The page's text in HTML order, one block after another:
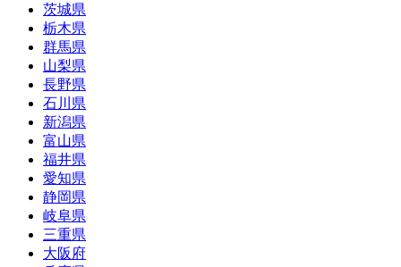
茨城県
栃木県
群馬県
山梨県
長野県
石川県
新潟県
富山県
福井県
愛知県
静岡県
岐阜県
三重県
大阪府